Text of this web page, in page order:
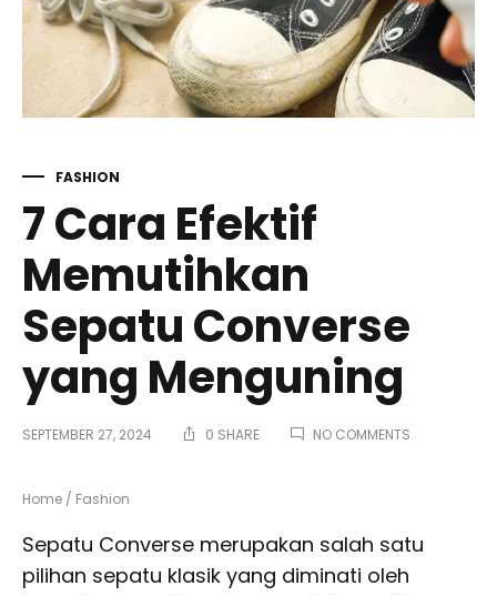
FASHION
7 Cara Efektif
Memutihkan
Sepatu Converse
yang Menguning
SEPTEMBER 27, 2024 0 SHARE NO COMMENTS
CONVERSE
Home / Fashion
Sepatu Converse merupakan salah satu
pilihan sepatu klasik yang diminati oleh